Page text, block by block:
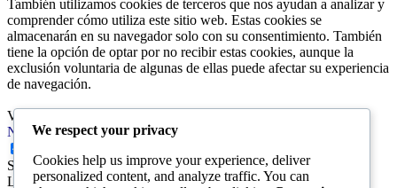
También utilizamos cookies de terceros que nos ayudan a analizar y
comprender cómo utiliza este sitio web. Estas cookies se
almacenarán en su navegador solo con su consentimiento. También
tiene la opción de optar por no recibir estas cookies, aunque la
exclusión voluntaria de algunas de ellas puede afectar su experiencia
de navegación.
Ver nuestra
Necessary
Siempre activado
Las cookies son necesarias para que el sitio web funcione
We respect your privacy
Cookies help us improve your experience, deliver
personalized content, and analyze traffic. You can